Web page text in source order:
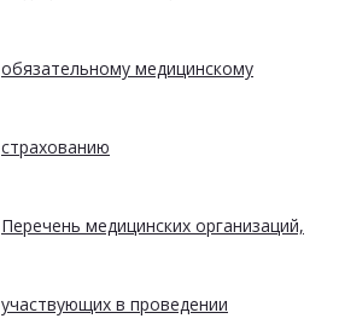
обязательному медицинскому
страхованию
Перечень медицинских организаций,
участвующих в проведении